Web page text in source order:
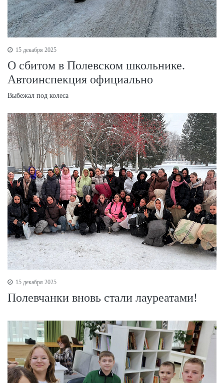
15 декабря 2025
О сбитом в Полевском школьнике.
Автоинспекция официально
Выбежал под колеса
15 декабря 2025
Полевчанки вновь стали лауреатами!